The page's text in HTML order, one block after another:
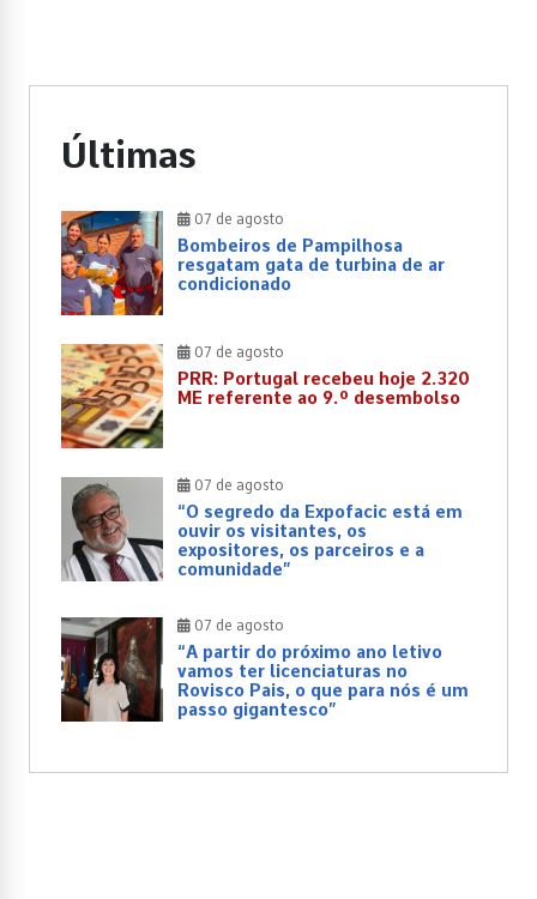
Últimas
07 de agosto
Bombeiros de Pampilhosa
resgatam gata de turbina de ar
condicionado
07 de agosto
PRR: Portugal recebeu hoje 2.320
ME referente ao 9.º desembolso
07 de agosto
“O segredo da Expofacic está em
ouvir os visitantes, os
expositores, os parceiros e a
comunidade”
07 de agosto
“A partir do próximo ano letivo
vamos ter licenciaturas no
Rovisco Pais, o que para nós é um
passo gigantesco”